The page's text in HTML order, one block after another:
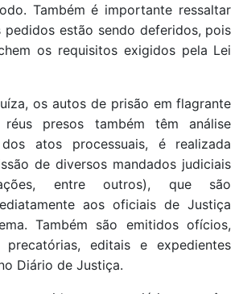
Também é importante ressaltar
estão sendo deferidos, pois
os requisitos exigidos pela Lei
os autos de prisão em flagrante
presos também têm análise
atos processuais, é realizada
de diversos mandados judiciais
entre outros), que são
aos oficiais de Justiça
Também são emitidos ofícios,
editais e expedientes
Diário de Justiça.